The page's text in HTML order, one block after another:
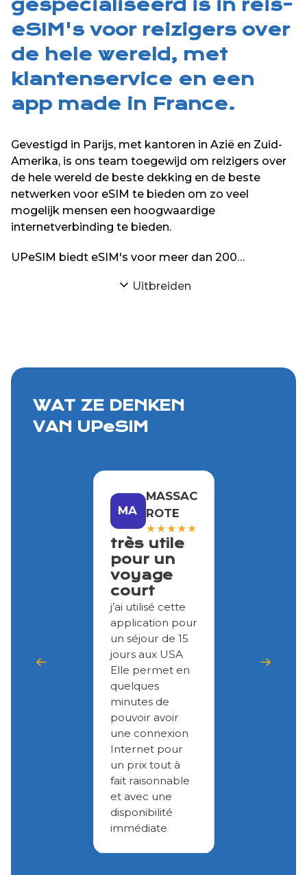
gespecialiseerd is in reis-
eSIM's voor reizigers over
de hele wereld, met
klantenservice en een
app made in France.
Gevestigd in Parijs, met kantoren in Azië en Zuid-
Amerika, is ons team toegewijd om reizigers over
de hele wereld de beste dekking en de beste
netwerken voor eSIM te bieden om zo veel
mogelijk mensen een hoogwaardige
internetverbinding te bieden.
UPeSIM biedt eSIM's voor meer dan 200
en zijn iPhone- en Android-applicaties.
Uitbreiden
WAT ZE DENKEN
VAN UPeSIM
MA
MASSAC
ROTE
★★★★★
très utile
pour un
voyage
court
j’ai utilisé cette
application pour
un séjour de 15
jours aux USA
Elle permet en
quelques
minutes de
pouvoir avoir
une connexion
Internet pour
un prix tout à
fait raisonnable
et avec une
disponibilité
immédiate